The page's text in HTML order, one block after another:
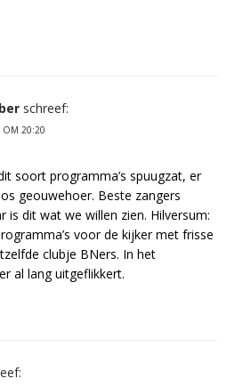
schreef:
OM 20:20
soort programma’s spuugzat, er
geouwehoer. Beste zangers
is dit wat we willen zien. Hilversum:
voor de kijker met frisse
clubje BNers. In het
al lang uitgeflikkert.